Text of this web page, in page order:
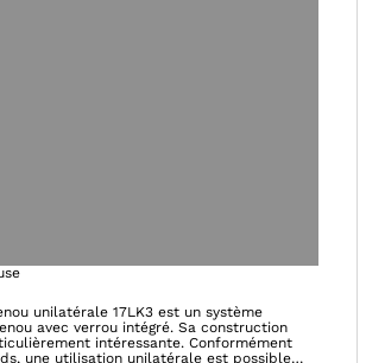
l’image
unilatérale 17LK3 est un système
avec verrou intégré. Sa construction
intéressante. Conformément
une utilisation unilatérale est possible